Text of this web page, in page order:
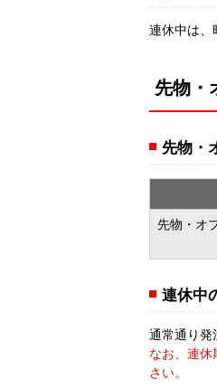
連休中は、
先物・
先物・
先物・オ
連休中
通常通り発
なお、連休
さい。